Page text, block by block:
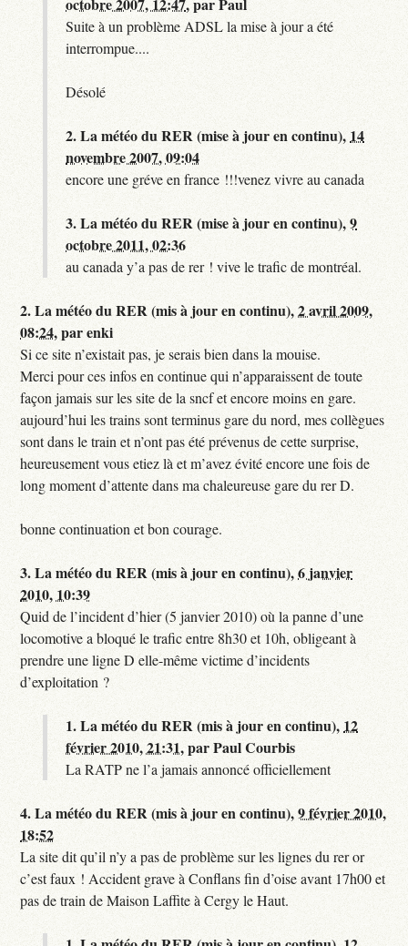
Suite à un problème ADSL la mise à jour a été
interrompue....
Désolé
2.La météo du RER (mise à jour en continu), 14
novembre 2007, 09:04
encore une gréve en france !!!venez vivre au canada
3.La météo du RER (mise à jour en continu),9
octobre 2011, 02:36
au canada y’a pas de rer ! vive le trafic de montréal.
2.La météo du RER (mis à jour en continu),2 avril 2009,
08:24,parenki
Si ce site n’existait pas, je serais bien dans la mouise.
Merci pour ces infos en continue qui n’apparaissent de toute
façon jamais sur les site de la sncf et encore moins en gare.
aujourd’hui les trains sont terminus gare du nord, mes collègues
sont dans le train et n’ont pas été prévenus de cette surprise,
heureusement vous etiez là et m’avez évité encore une fois de
long moment d’attente dans ma chaleureuse gare du rer D.
bonne continuation et bon courage.
3.La météo du RER (mis à jour en continu),6 janvier
2010, 10:39
Quid de l’incident d’hier (5 janvier 2010) où la panne d’une
locomotive a bloqué le trafic entre 8h30 et 10h, obligeant à
prendre une ligne D elle-même victime d’incidents
d’exploitation ?
1.La météo du RER (mis à jour en continu), 12
février 2010, 21:31,parPaul Courbis
La RATP ne l’a jamais annoncé officiellement
4.La météo du RER (mis à jour en continu),9 février 2010,
18:52
La site dit qu’il n’y a pas de problème sur les lignes du rer or
c’est faux ! Accident grave à Conflans fin d’oise avant 17h00 et
pas de train de Maison Laffite à Cergy le Haut.